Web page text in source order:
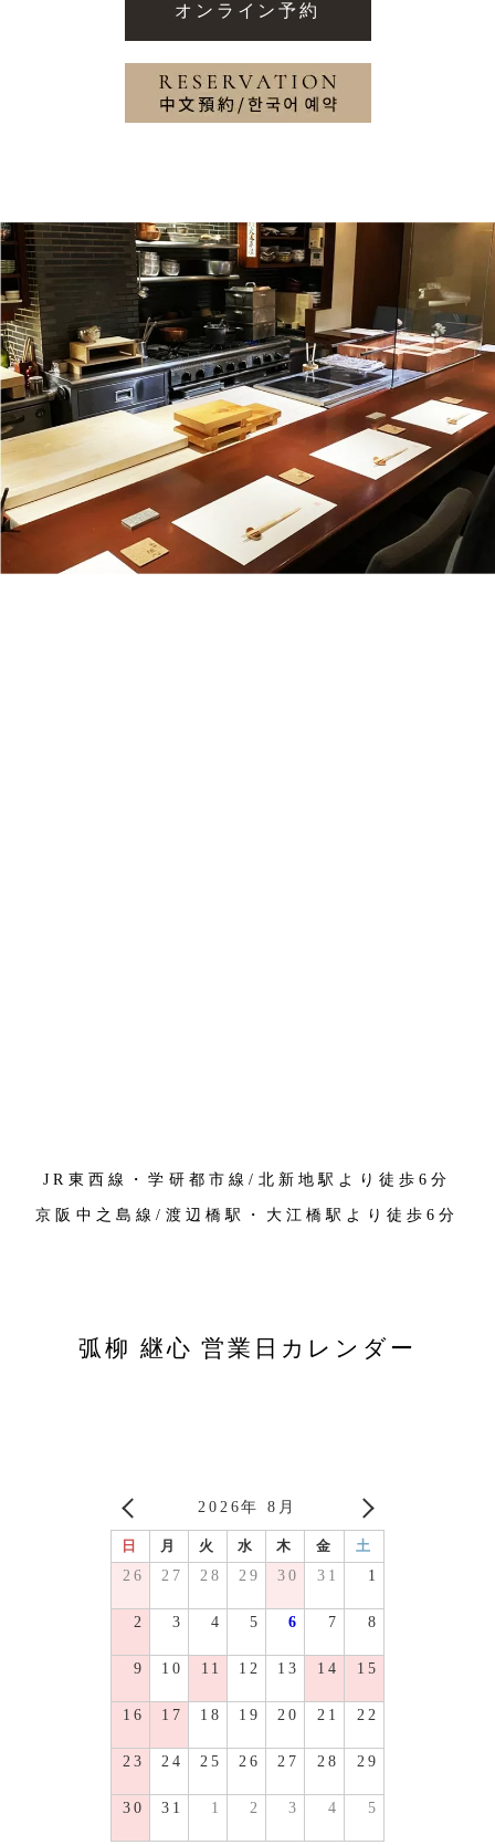
オンライン予約
JR東西線・学研都市線/北新地駅より徒歩6分
京阪中之島線/渡辺橋駅・大江橋駅より徒歩6分
弧柳 継心 営業日カレンダー
2026年 8月
日 月 火 水 木 金 土
26 27 28 29 30 31 1
2 3 4 5 6 7 8
9 10 11 12 13 14 15
16 17 18 19 20 21 22
23 24 25 26 27 28 29
30 31 1 2 3 4 5